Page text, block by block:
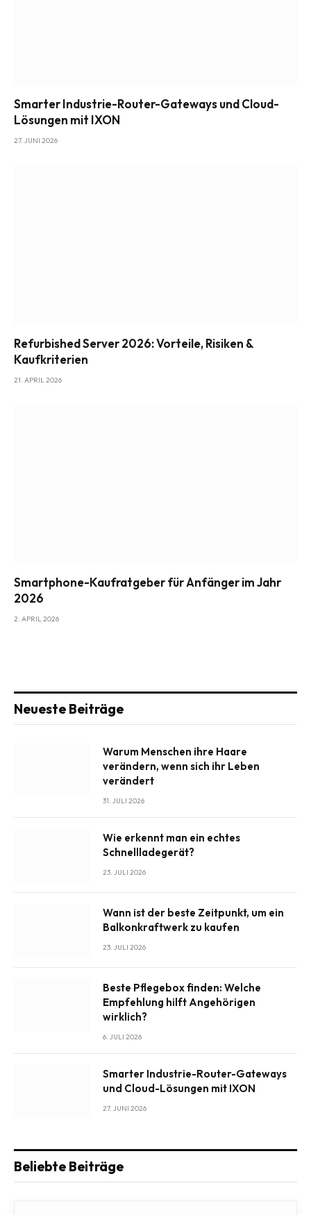
Smarter Industrie-Router-Gateways und Cloud-
Lösungen mit IXON
27. JUNI 2026
Refurbished Server 2026: Vorteile, Risiken &
Kaufkriterien
21. APRIL 2026
Smartphone-Kaufratgeber für Anfänger im Jahr
2026
2. APRIL 2026
Neueste Beiträge
Warum Menschen ihre Haare
verändern, wenn sich ihr Leben
verändert
31. JULI 2026
Wie erkennt man ein echtes
Schnellladegerät?
23. JULI 2026
Wann ist der beste Zeitpunkt, um ein
Balkonkraftwerk zu kaufen
23. JULI 2026
Beste Pflegebox finden: Welche
Empfehlung hilft Angehörigen
wirklich?
6. JULI 2026
Smarter Industrie-Router-Gateways
und Cloud-Lösungen mit IXON
27. JUNI 2026
Beliebte Beiträge